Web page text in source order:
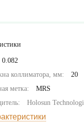
0.082
коллиматора, мм:
20
метка:
MRS
Holosun